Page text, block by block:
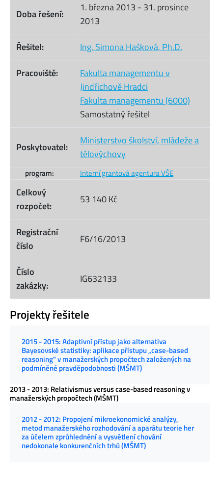
Doba řešení:
1. března 2013 - 31. prosince
2013
Řešitel:
Ing. Simona Hašková, Ph.D.
Pracoviště:
Fakulta managementu v
Jindřichově Hradci
Fakulta managementu (6000)
Samostatný řešitel
Poskytovatel:
Ministerstvo školství, mládeže a
tělovýchovy
program: Interní grantová agentura VŠE
Celkový
rozpočet:
53 140 Kč
Registrační
číslo
F6/16/2013
Číslo
zakázky:
IG632133
Projekty řešitele
2015 - 2015: Adaptivní přístup jako alternativa
Bayesovské statistiky: aplikace přístupu „case-based
reasoning" v manažerských propočtech založených na
podmíněné pravděpodobnosti (MŠMT)
2013 - 2013: Relativismus versus case-based reasoning v
manažerských propočtech (MŠMT)
2012 - 2012: Propojení mikroekonomické analýzy,
metod manažerského rozhodování a aparátu teorie her
za účelem zprůhlednění a vysvětlení chování
nedokonale konkurenčních trhů (MŠMT)